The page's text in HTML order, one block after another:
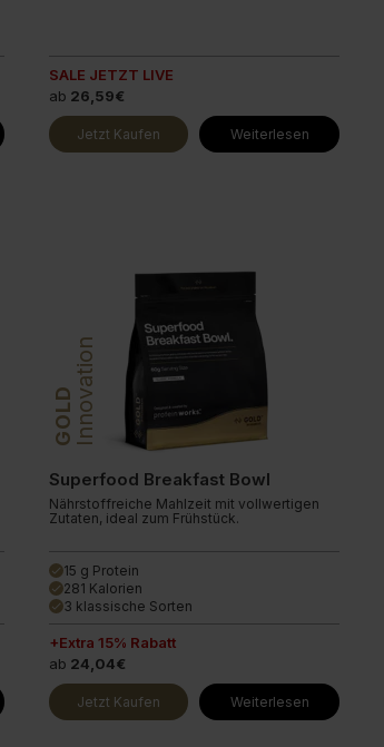
SALE JETZT LIVE
ab 26,59€
Jetzt Kaufen Weiterlesen
GOLDInnovation
Superfood Breakfast Bowl
Nährstoffreiche Mahlzeit mit vollwertigen
Zutaten, ideal zum Frühstück.
done 15 g Protein
done 281 Kalorien
done 3 klassische Sorten
+Extra 15% Rabatt
ab 24,04€
Jetzt Kaufen Weiterlesen